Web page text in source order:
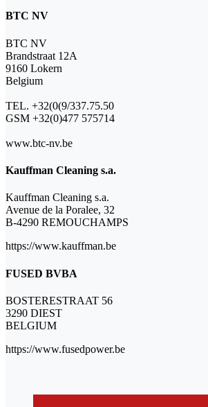
BTC NV
BTC NV
Brandstraat 12A
9160 Lokern
Belgium
TEL. +32(0(9/337.75.50
GSM +32(0)477 575714
www.btc-nv.be
Kauffman Cleaning s.a.
Kauffman Cleaning s.a.
Avenue de la Poralee, 32
B-4290 REMOUCHAMPS
https://www.kauffman.be
FUSED BVBA
BOSTERESTRAAT 56
3290 DIEST
BELGIUM
https://www.fusedpower.be